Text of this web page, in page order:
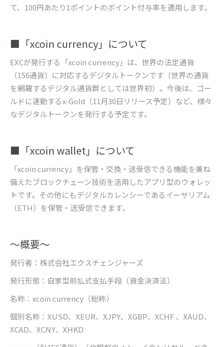
て、 100円あたり1ポイントのポイント付与率を適用します。
■ 「xcoin currency」について
EXCが発行する「xcoin currency」は、世界の法定通貨
（156通貨）に対応するデジタルトークンです（世界の通貨
を網羅するデジタル通貨群としては世界初）。今後は、ゴー
ルドに連動するx-Gold （11 月30日リリース予定）など、様々
なデジタルトークンを発行する予定です。
■ 「xcoin wallet」について
「xcoin currency」を保管・交換・送受信できる機能を兼ね
備えたブロックチェーン技術を活用したアプリ型のウォレッ
トです。その他にもデジタルカレンシーであるイーサリアム
（ETH）を保管・送受信できます。
～概要～
発行者：株式会社エクスチェンジャーズ
発行形態：自家型前払式支払手段（資金決済法）
名称： xcoin currency （総称）
個別名称： XUSD、 XEUR、 XJPY、 XGBP、 XCHF 、 XAUD、
XCAD、 XCNY、 XHKD